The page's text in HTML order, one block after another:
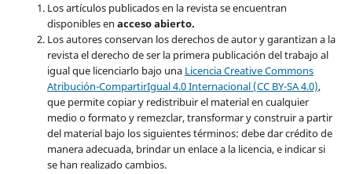
Los artículos publicados en la revista se encuentran
disponibles en acceso abierto.
Los autores conservan los derechos de autor y garantizan a la
revista el derecho de ser la primera publicación del trabajo al
igual que licenciarlo bajo una Licencia Creative Commons
Atribución-CompartirIgual 4.0 Internacional (CC BY-SA 4.0),
que permite copiar y redistribuir el material en cualquier
medio o formato y remezclar, transformar y construir a partir
del material bajo los siguientes términos: debe darcrédito de
manera adecuada, brindar un enlace a la licencia, e indicar si
se han realizado cambios.